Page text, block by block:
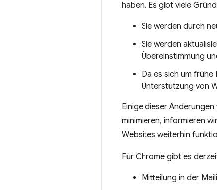
haben. Es gibt viele
Sie werden durch
Sie werden
Übereinstimmung
Da es sich um
Unterstützung von
Einige dieser
minimieren, informieren
Websites weiterhin
Für Chrome gibt es
Mitteilung in der